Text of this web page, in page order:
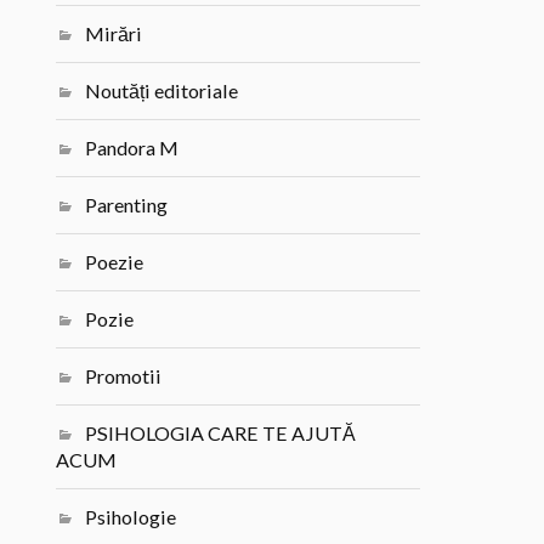
Mirări
Noutăți editoriale
Pandora M
Parenting
Poezie
Pozie
Promotii
PSIHOLOGIA CARE TE AJUTĂ
ACUM
Psihologie